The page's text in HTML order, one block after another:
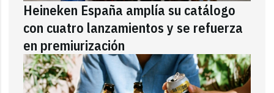
Heineken España amplía su catálogo
con cuatro lanzamientos y se refuerza
en premiurización